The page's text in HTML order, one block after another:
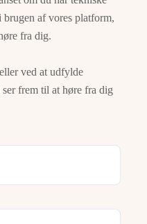
af vores platform,
fra dig.
ved at udfylde
frem til at høre fra dig